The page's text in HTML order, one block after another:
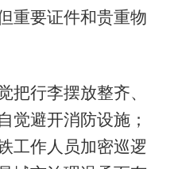
重要证件和贵重物
行李摆放整齐、
觉避开消防设施；
工作人员加密巡逻